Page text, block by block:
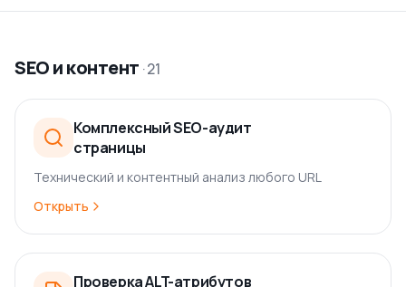
SEO и контент ·21
Комплексный SEO-аудит
страницы
Технический и контентный анализ любого URL
Открыть
Проверка ALT-атрибутов